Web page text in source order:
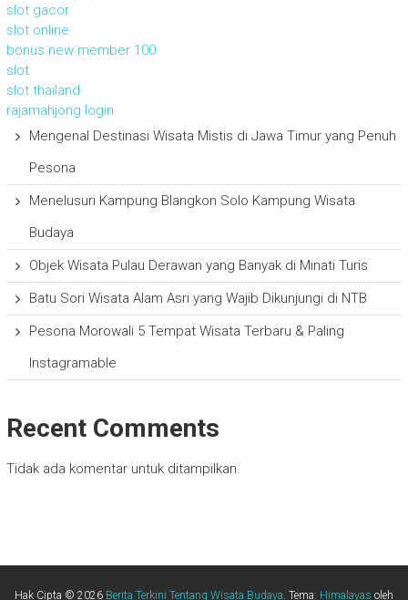
slot gacor
slot online
bonus new member 100
slot
slot thailand
rajamahjong login
Mengenal Destinasi Wisata Mistis di Jawa Timur yang Penuh
Pesona
Menelusuri Kampung Blangkon Solo Kampung Wisata
Budaya
Objek Wisata Pulau Derawan yang Banyak di Minati Turis
Batu Sori Wisata Alam Asri yang Wajib Dikunjungi di NTB
Pesona Morowali 5 Tempat Wisata Terbaru & Paling
Instagramable
Recent Comments
Tidak ada komentar untuk ditampilkan.
Hak Cipta © 2026 Berita Terkini Tentang Wisata Budaya . Tema: Himalayas oleh